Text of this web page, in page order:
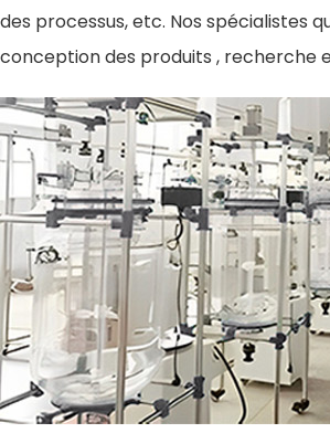
des processus, etc. Nos spécialistes
conception des produits , recherche